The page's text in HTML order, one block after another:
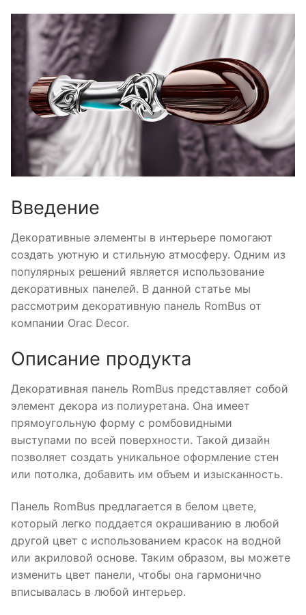
Введение
Декоративные элементы в интерьере помогают
создать уютную и стильную атмосферу. Одним из
популярных решений является использование
декоративных панелей. В данной статье мы
рассмотрим декоративную панель RomBus от
компании Orac Decor.
Описание продукта
Декоративная панель RomBus представляет собой
элемент декора из полиуретана. Она имеет
прямоугольную форму с ромбовидными
выступами по всей поверхности. Такой дизайн
позволяет создать уникальное оформление стен
или потолка, добавить им объем и изысканность.
Панель RomBus предлагается в белом цвете,
который легко поддается окрашиванию в любой
другой цвет с использованием красок на водной
или акриловой основе. Таким образом, вы можете
изменить цвет панели, чтобы она гармонично
вписывалась в любой интерьер.